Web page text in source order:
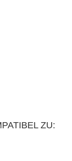
ZU: